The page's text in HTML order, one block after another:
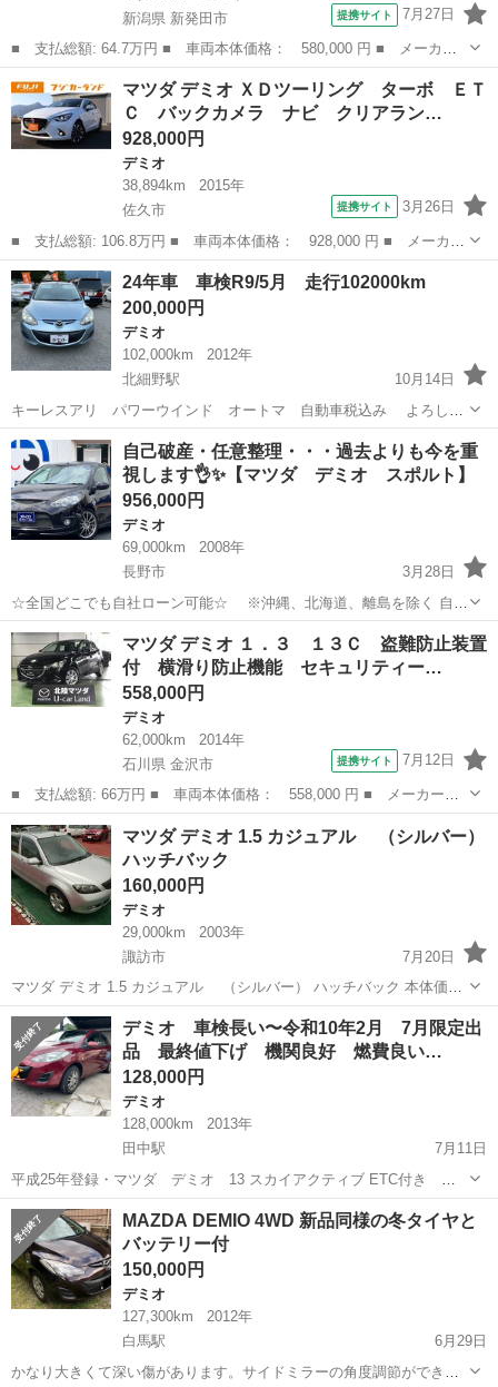
新潟県 新発田市
提携サイト 7月27日
■ 支払総額: 64.7万円 ■ 車両本体価格： 580,000 円 ■ メーカー
名： マツダ ■ 車種名： デミオ ■ グレード名： １３Ｓツーリ
ング ■ 排気量： 1300cc ■ ドア枚数： 5D ■ ミッション： ...
新潟 新発田市 デミオ
マツダ デミオ ＸＤツーリング ターボ ＥＴ
Ｃ バックカメラ ナビ クリアラン…
928,000円
デミオ
38,894km
2015年
佐久市
提携サイト 3月26日
■ 支払総額: 106.8万円 ■ 車両本体価格： 928,000 円 ■ メーカー
名： マツダ ■ 車種名： デミオ ■ グレード名： ＸＤツーリン
グ ターボ ＥＴＣ バックカメラ ナビ クリアランスソナー オ
ートクルー...
長野 佐久市 デミオ
24年車 車検R9/5月 走行102000km
200,000円
デミオ
102,000km
2012年
北細野駅
10月14日
キーレスアリ パワーウインド オートマ 自動車税込み よろしく
お願いします、
長野 北安曇郡 北細野駅 デミオ オートマ
自己破産・任意整理・・・過去よりも今を重
視します👌✨【マツダ デミオ スポルト】
956,000円
デミオ
69,000km
2008年
長野市
3月28日
☆全国どこでも自社ローン可能☆ ※沖縄、北海道、離島を除く 自己
破産、債務整理の経験あり… 転職したばかり…自営業… 頭金一括の準
備は難しい… そんな不安はオトロンにお任せ(^^)/ 自社ローン専門
店！...
長野 長野市 デミオ
マツダ デミオ １．３ １３Ｃ 盗難防止装置
付 横滑り防止機能 セキュリティー…
558,000円
デミオ
62,000km
2014年
石川県 金沢市
提携サイト 7月12日
■ 支払総額: 66万円 ■ 車両本体価格： 558,000 円 ■ メーカー
名： マツダ ■ 車種名： デミオ ■ グレード名： １．３ １３
Ｃ 盗難防止装置付 横滑り防止機能 セキュリティー ＥＴＣ付
パワーステアリン...
石川 金沢市 デミオ
マツダ デミオ 1.5 カジュアル （シルバー）
ハッチバック
160,000円
デミオ
29,000km
2003年
諏訪市
7月20日
マツダ デミオ 1.5 カジュアル （シルバー） ハッチバック 本体価格
160,000円 支払総額 300,000円 年式(初度登録年):2003(H15) 走行距
離:2.9万km 修復歴:なし リサイクル料:リ済...
長野 諏訪市 シルバー
デミオ 車検長い〜令和10年2月 7月限定出
品 最終値下げ 機関良好 燃費良い…
128,000円
デミオ
128,000km
2013年
田中駅
7月11日
平成25年登録・マツダ デミオ 13 スカイアクティブ ETC付き 横
滑り制御 メインキー・スペアキー有り 14.4万km 今年車検を2月に取
ったばかりですが、買い替えの為 期間限定7月末頃まで出品させて頂
きます。 小さな...
長野 東御市
MAZDA DEMIO 4WD 新品同様の冬タイヤと
バッテリー付
150,000円
デミオ
127,300km
2012年
白馬駅
6月29日
かなり大きくて深い傷があります。サイドミラーの角度調節ができま